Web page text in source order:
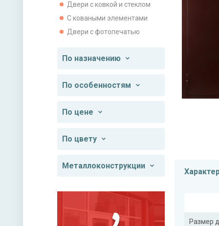
Двери с ковкой и стеклом
С коваными элементами
Двери с фотопечатью
По назначению
По особенностям
По цене
По цвету
Металлоконструкции
Размер